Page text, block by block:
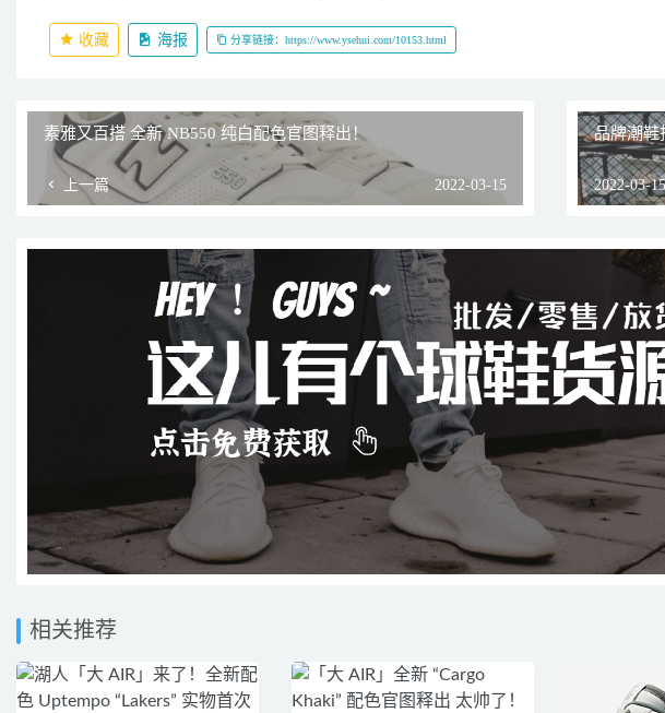
收藏 海报 分享链接：https://www.ysehui.com/10153.html
素雅又百搭 全新 NB550 纯白配色官图释出！
上一篇 2022-03-15
品牌潮鞋
2022-03-15
相关推荐